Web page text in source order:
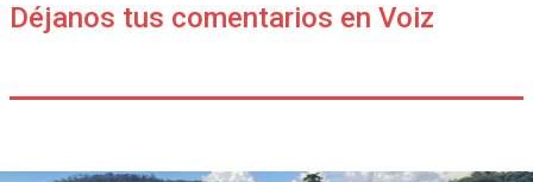
Déjanos tus comentarios en Voiz